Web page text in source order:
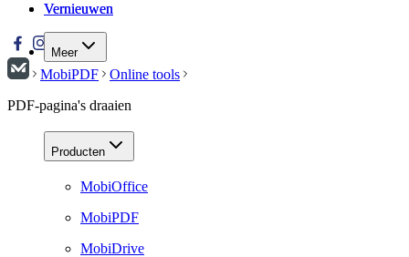
Vernieuwen
Meer
Vernieuwen
MobiPDF
Online tools
PDF-pagina's draaien
Producten
MobiOffice
MobiPDF
MobiDrive